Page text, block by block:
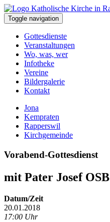
Toggle navigation
Gottesdienste
Veranstaltungen
Wo, was, wer
Infotheke
Vereine
Bildergalerie
Kontakt
Jona
Kempraten
Rapperswil
Kirchgemeinde
Vorabend-Gottesdienst
mit Pater Josef OSB
Datum/Zeit
20.01.2018
17:00 Uhr